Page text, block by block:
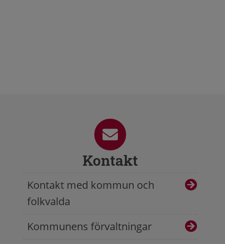
Kontakt
Kontakt med kommun och
folkvalda
Kommunens förvaltningar